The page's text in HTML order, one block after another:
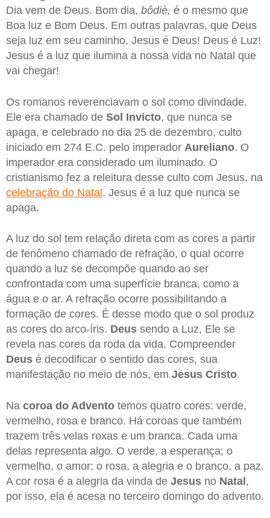
Dia vem de Deus. Bom dia, bôdiè, é o mesmo que
Boa luz e Bom Deus. Em outras palavras, que Deus
seja luz em seu caminho. Jesus é Deus! Deus é Luz!
Jesus é a luz que ilumina a nossa vida no Natal que
vai chegar!
Os romanos reverenciavam o sol como divindade.
Ele era chamado de Sol Invicto, que nunca se
apaga, e celebrado no dia 25 de dezembro, culto
iniciado em 274 E.C. pelo imperador Aureliano. O
imperador era considerado um iluminado. O
cristianismo fez a releitura desse culto com Jesus, na
celebração do Natal. Jesus é a luz que nunca se
apaga.
A luz do sol tem relação direta com as cores a partir
de fenômeno chamado de refração, o qual ocorre
quando a luz se decompõe quando ao ser
confrontada com uma superfície branca, como a
água e o ar. A refração ocorre possibilitando a
formação de cores. É desse modo que o sol produz
as cores do arco-íris. Deus sendo a Luz, Ele se
revela nas cores da roda da vida. Compreender
Deus é decodificar o sentido das cores, sua
manifestação no meio de nós, em Jesus Cristo.
Na coroa do Advento temos quatro cores: verde,
vermelho, rosa e branco. Há coroas que também
trazem três velas roxas e um branca. Cada uma
delas representa algo. O verde, a esperança; o
vermelho, o amor; o rosa, a alegria e o branco, a paz.
A cor rosa é a alegria da vinda de Jesus no Natal ,
por isso, ela é acesa no terceiro domingo do advento.